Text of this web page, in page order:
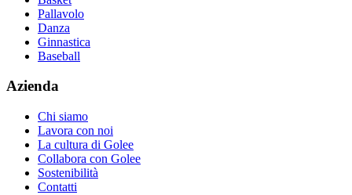
Pallavolo
Danza
Ginnastica
Baseball
Azienda
Chi siamo
Lavora con noi
La cultura di Golee
Collabora con Golee
Sostenibilità
Contatti